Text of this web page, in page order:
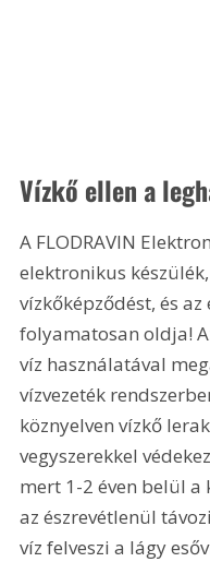
Vízkő ellen a
A FLODRAVIN
elektronikus
vízkőképződést, és
folyamatosan oldja!
víz használatával
vízvezeték
köznyelven vízkő
vegyszerekkel
mert 1-2 éven belül
az észrevétlenül
víz felveszi a lágy